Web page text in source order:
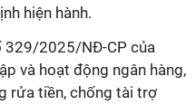
hiện hành.
329/2025/NĐ-CP của
và hoạt động ngân hàng,
rửa tiền, chống tài trợ